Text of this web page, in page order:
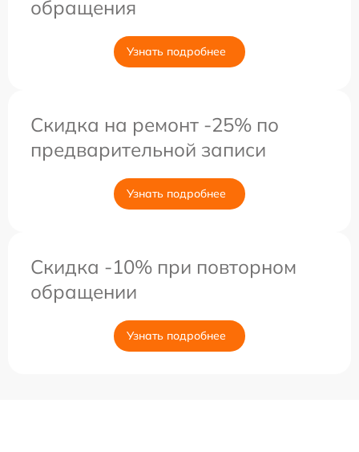
обращения
Узнать подробнее
Скидка на ремонт -25% по
предварительной записи
Узнать подробнее
Скидка -10% при повторном
обращении
Узнать подробнее